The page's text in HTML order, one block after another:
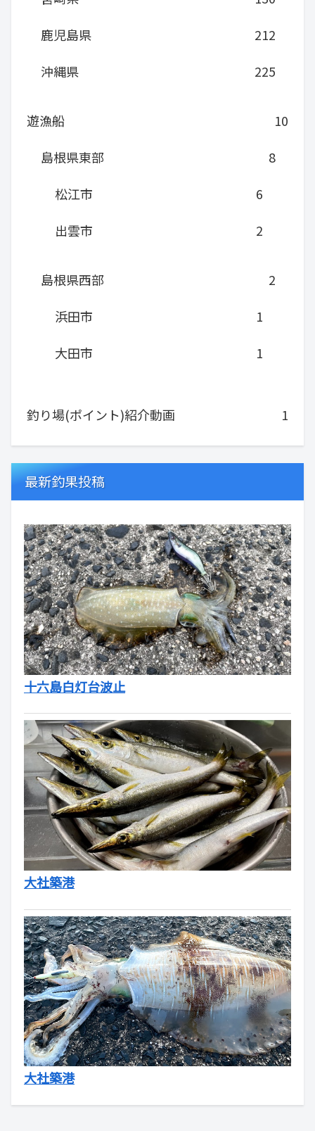
鹿児島県
212
沖縄県
225
遊漁船
10
島根県東部
8
松江市
6
出雲市
2
島根県西部
2
浜田市
1
大田市
1
釣り場(ポイント)紹介動画 1
最新釣果投稿
十六島白灯台波止
大社築港
大社築港